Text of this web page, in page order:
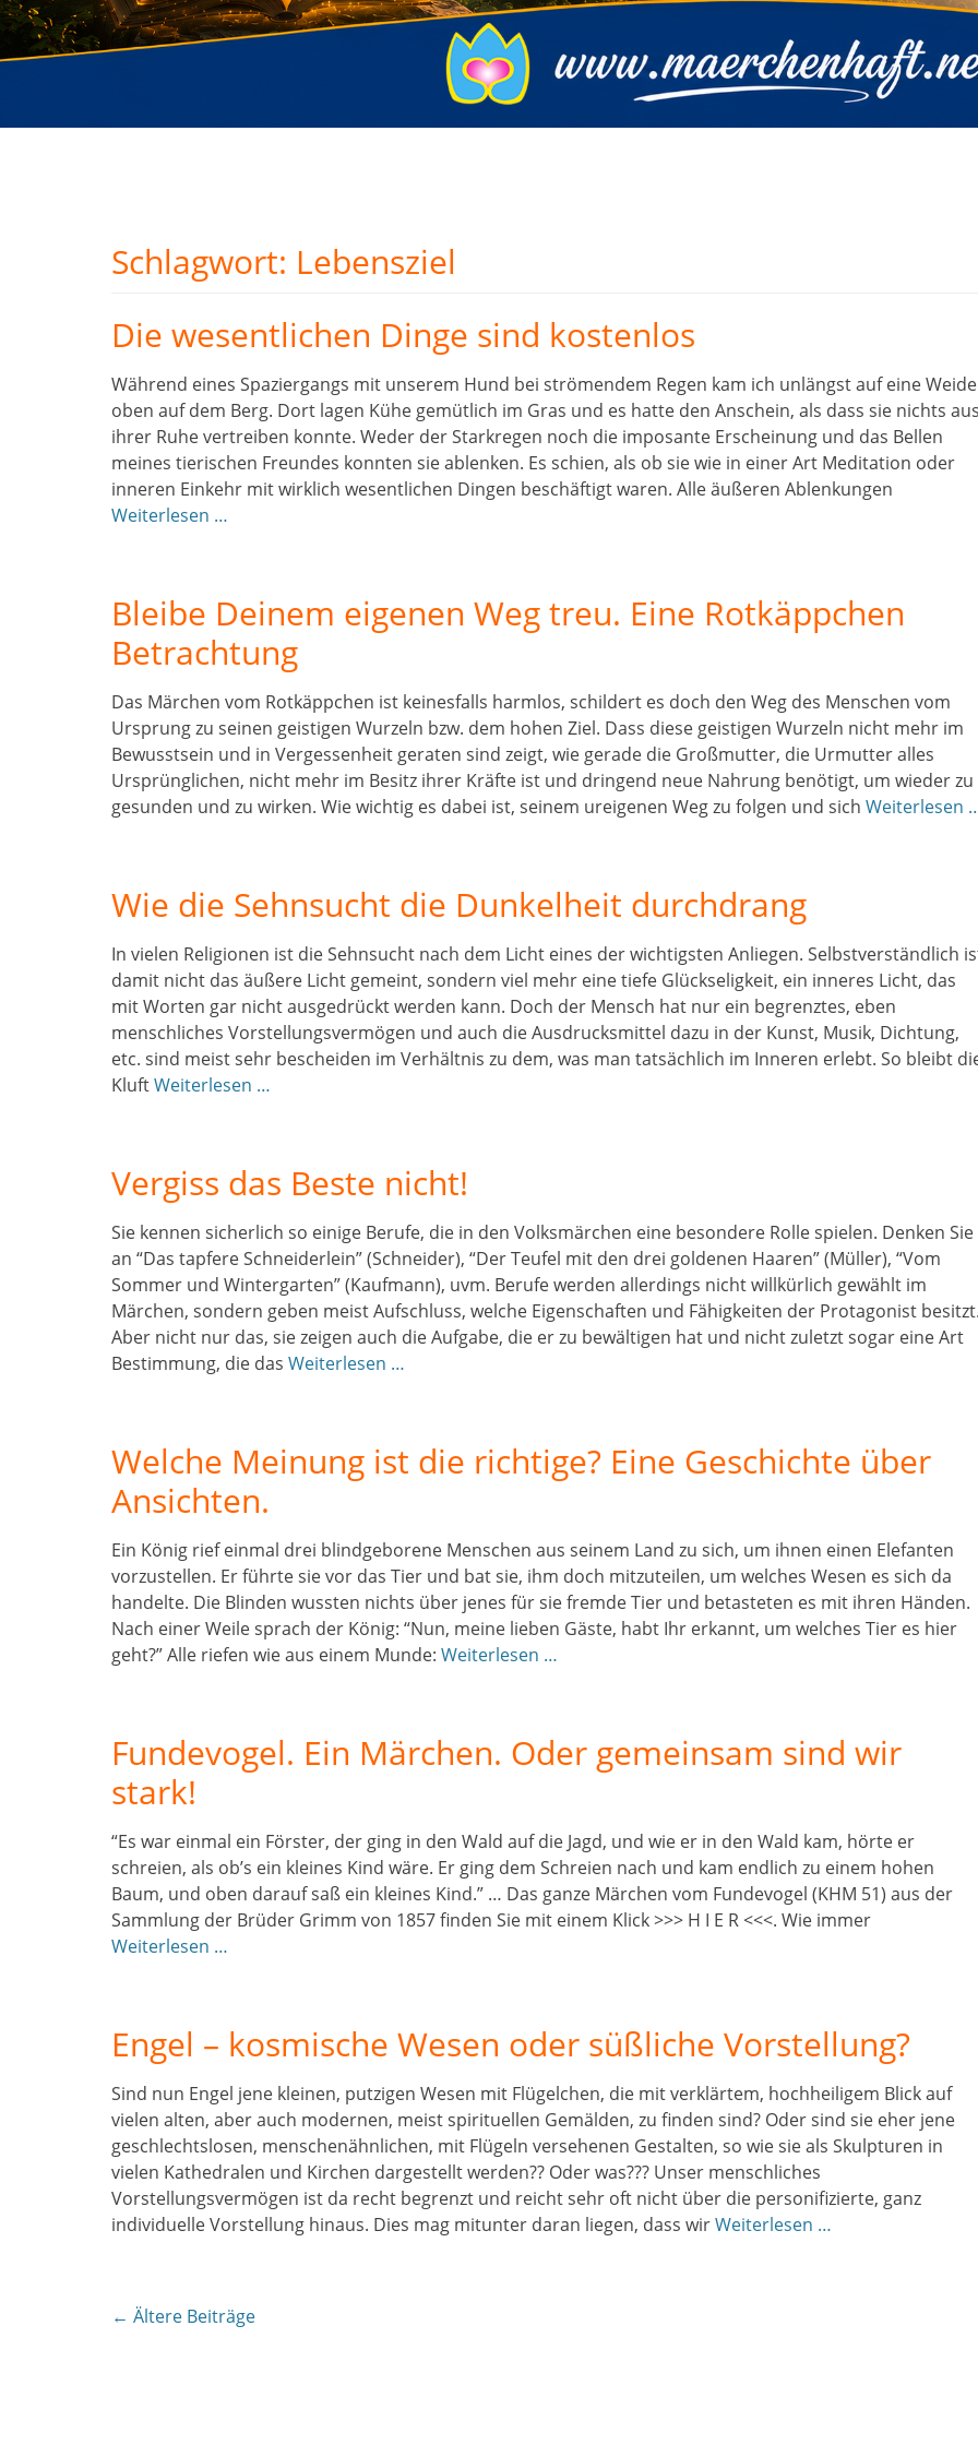
Schlagwort: Lebensziel
Die wesentlichen Dinge sind kostenlos
Während eines Spaziergangs mit unserem Hund bei strömendem Regen kam ich unlängst auf eine Weide
oben auf dem Berg. Dort lagen Kühe gemütlich im Gras und es hatte den Anschein, als dass sie nichts
ihrer Ruhe vertreiben konnte. Weder der Starkregen noch die imposante Erscheinung und das Bellen
meines tierischen Freundes konnten sie ablenken. Es schien, als ob sie wie in einer Art Meditation oder
inneren Einkehr mit wirklich wesentlichen Dingen beschäftigt waren. Alle äußeren Ablenkungen
Weiterlesen …
Bleibe Deinem eigenen Weg treu. Eine Rotkäppchen
Betrachtung
Das Märchen vom Rotkäppchen ist keinesfalls harmlos, schildert es doch den Weg des Menschen vom
Ursprung zu seinen geistigen Wurzeln bzw. dem hohen Ziel. Dass diese geistigen Wurzeln nicht mehr im
Bewusstsein und in Vergessenheit geraten sind zeigt, wie gerade die Großmutter, die Urmutter alles
Ursprünglichen, nicht mehr im Besitz ihrer Kräfte ist und dringend neue Nahrung benötigt, um wieder zu
gesunden und zu wirken. Wie wichtig es dabei ist, seinem ureigenen Weg zu folgen und sich Weiterlesen
Wie die Sehnsucht die Dunkelheit durchdrang
In vielen Religionen ist die Sehnsucht nach dem Licht eines der wichtigsten Anliegen. Selbstverständlich
damit nicht das äußere Licht gemeint, sondern viel mehr eine tiefe Glückseligkeit, ein inneres Licht, das
mit Worten gar nicht ausgedrückt werden kann. Doch der Mensch hat nur ein begrenztes, eben
menschliches Vorstellungsvermögen und auch die Ausdrucksmittel dazu in der Kunst, Musik, Dichtung,
etc. sind meist sehr bescheiden im Verhältnis zu dem, was man tatsächlich im Inneren erlebt. So bleibt
KluftWeiterlesen …
Vergiss das Beste nicht!
Sie kennen sicherlich so einige Berufe, die in den Volksmärchen eine besondere Rolle spielen. Denken Sie
an “Das tapfere Schneiderlein” (Schneider), “Der Teufel mit den drei goldenen Haaren” (Müller), “Vom
Sommer und Wintergarten” (Kaufmann), uvm. Berufe werden allerdings nicht willkürlich gewählt im
Märchen, sondern geben meist Aufschluss, welche Eigenschaften und Fähigkeiten der Protagonist
Aber nicht nur das, sie zeigen auch die Aufgabe, die er zu bewältigen hat und nicht zuletzt sogar eine Art
Bestimmung, die das Weiterlesen …
Welche Meinung ist die richtige? Eine Geschichte über
Ansichten.
Ein König rief einmal drei blindgeborene Menschen aus seinem Land zu sich, um ihnen einen Elefanten
vorzustellen. Er führte sie vor das Tier und bat sie, ihm doch mitzuteilen, um welches Wesen es sich da
handelte. Die Blinden wussten nichts über jenes für sie fremde Tier und betasteten es mit ihren Händen.
Nach einer Weile sprach der König: “Nun, meine lieben Gäste, habt Ihr erkannt, um welches Tier es hier
geht?” Alle riefen wie aus einem Munde: Weiterlesen …
Fundevogel. Ein Märchen. Oder gemeinsam sind wir
stark!
“Es war einmal ein Förster, der ging in den Wald auf die Jagd, und wie er in den Wald kam, hörte er
schreien, als ob’s ein kleines Kind wäre. Er ging dem Schreien nach und kam endlich zu einem hohen
Baum, und oben darauf saß ein kleines Kind.” … Das ganze Märchen vom Fundevogel (KHM 51) aus der
Sammlung der Brüder Grimm von 1857 finden Sie mit einem Klick >>> H I E R <<<. Wie immer
Weiterlesen …
Engel – kosmische Wesen oder süßliche Vorstellung?
Sind nun Engel jene kleinen, putzigen Wesen mit Flügelchen, die mit verklärtem, hochheiligem Blick auf
vielen alten, aber auch modernen, meist spirituellen Gemälden, zu finden sind? Oder sind sie eher jene
geschlechtslosen, menschenähnlichen, mit Flügeln versehenen Gestalten, so wie sie als Skulpturen in
vielen Kathedralen und Kirchen dargestellt werden?? Oder was??? Unser menschliches
Vorstellungsvermögen ist da recht begrenzt und reicht sehr oft nicht über die personifizierte, ganz
individuelle Vorstellung hinaus. Dies mag mitunter daran liegen, dass wirWeiterlesen …
Beitragsnavigation
← Ältere Beiträge